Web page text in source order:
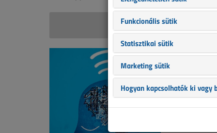
Lakások
2012.
Társszerző:
1
Funkcionális sütik
Statisztikai sütik
Marketing sütik
Hogyan kapcsolhatók ki vagy